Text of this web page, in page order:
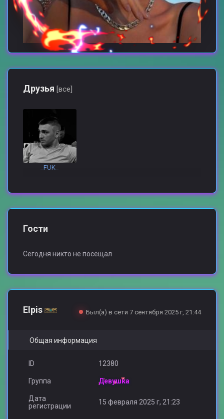
Друзья [все]
_FUK_
Гости
Сегодня никто не посещал
Elpis Был(а) в сети 7 сентября 2025 г, 21:44
Общая информация
ID 12380
Группа Девушка
Дата
регистрации
15 февраля 2025 г, 21:23